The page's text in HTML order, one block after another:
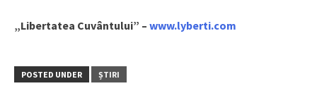
„Libertatea Cuvântului” – www.lyberti.com
POSTED UNDER ȘTIRI